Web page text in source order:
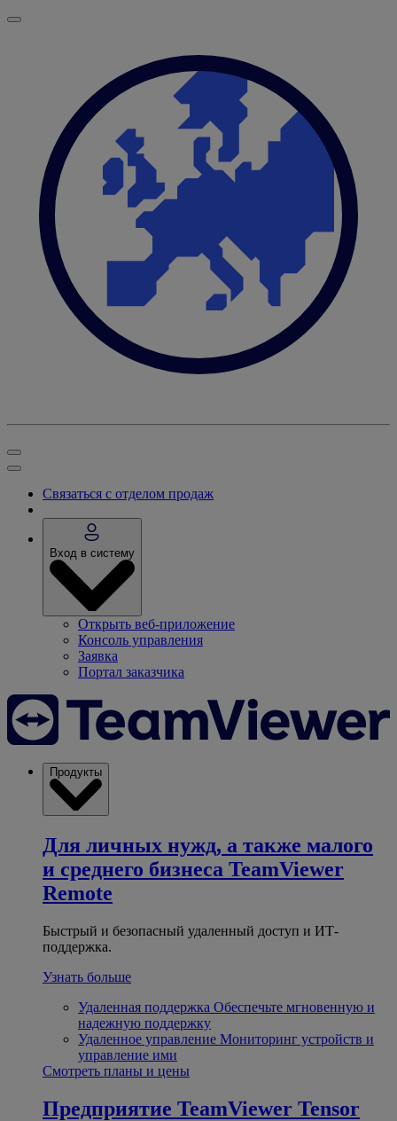
Связаться с отделом продаж
Вход в систему
Открыть веб-приложение
Консоль управления
Заявка
Портал заказчика
Продукты
Для личных нужд, а также малого
и среднего бизнеса TeamViewer
Remote
Быстрый и безопасный удаленный доступ и ИТ-
поддержка.
Узнать больше
Удаленная поддержка Обеспечьте мгновенную и
надежную поддержку
Удаленное управление Мониторинг устройств и
управление ими
Смотреть планы и цены
Предприятие TeamViewer Tensor